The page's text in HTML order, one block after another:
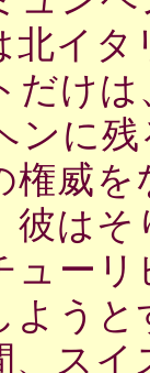
北イ
だけ
ンに
権威
彼は
ュー
よう
、ス